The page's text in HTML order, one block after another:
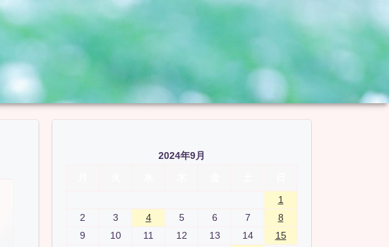
2024年9月
1
2
3 4 5 6 7
8
9
10 11 12 13 14
15